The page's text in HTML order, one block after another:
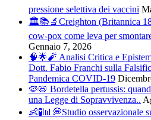
pressione selettiva dei vaccini
🏛️📚🔬Creighton (Britannica
cow-pox come leva per
Gennaio 7, 2026
🧠🌟🧨 Analisi Critica e
Dott. Fabio Franchi sulla
Pandemica COVID-19
🦠📛 Bordetella pertussis:
una Legge di Sopravvivenza..
👶🧪📊💭Studio osservazionale